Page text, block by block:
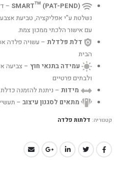
SMART™ (PAT-PEND)
–
נשלטת ע”י אפליקציה, טביעת אצבע
עם אישור הלכתי ממכון צמת.
דלת פלדלת – עשויה פלדה
הבית
עמידה בתנאי חוץ – צביעה
ולבתים פרטיים
מידות – ניתנת להזמנה
מתאים לסגנון עיצוב –
קטגוריה: דלתות פלדה